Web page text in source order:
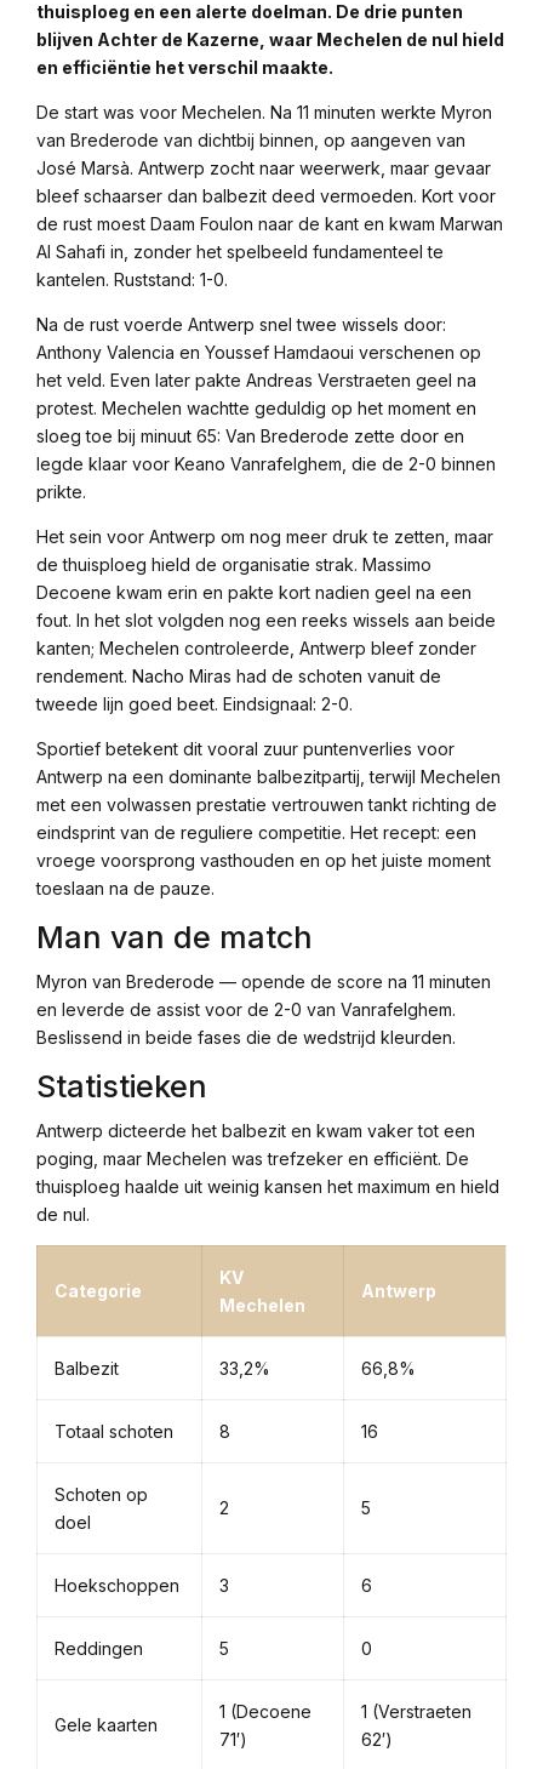
thuisploeg en een alerte doelman. De drie punten
blijven Achter de Kazerne, waar Mechelen de nul hield
en efficiëntie het verschil maakte.
De start was voor Mechelen. Na 11 minuten werkte Myron
van Brederode van dichtbij binnen, op aangeven van
José Marsà. Antwerp zocht naar weerwerk, maar gevaar
bleef schaarser dan balbezit deed vermoeden. Kort voor
de rust moest Daam Foulon naar de kant en kwam Marwan
Al Sahafi in, zonder het spelbeeld fundamenteel te
kantelen. Ruststand: 1-0.
Na de rust voerde Antwerp snel twee wissels door:
Anthony Valencia en Youssef Hamdaoui verschenen op
het veld. Even later pakte Andreas Verstraeten geel na
protest. Mechelen wachtte geduldig op het moment en
sloeg toe bij minuut 65: Van Brederode zette door en
legde klaar voor Keano Vanrafelghem, die de 2-0 binnen
prikte.
Het sein voor Antwerp om nog meer druk te zetten, maar
de thuisploeg hield de organisatie strak. Massimo
Decoene kwam erin en pakte kort nadien geel na een
fout. In het slot volgden nog een reeks wissels aan beide
kanten; Mechelen controleerde, Antwerp bleef zonder
rendement. Nacho Miras had de schoten vanuit de
tweede lijn goed beet. Eindsignaal: 2-0.
Sportief betekent dit vooral zuur puntenverlies voor
Antwerp na een dominante balbezitpartij, terwijl Mechelen
met een volwassen prestatie vertrouwen tankt richting de
eindsprint van de reguliere competitie. Het recept: een
vroege voorsprong vasthouden en op het juiste moment
toeslaan na de pauze.
Man van de match
Myron van Brederode — opende de score na 11 minuten
en leverde de assist voor de 2-0 van Vanrafelghem.
Beslissend in beide fases die de wedstrijd kleurden.
Statistieken
Antwerp dicteerde het balbezit en kwam vaker tot een
poging, maar Mechelen was trefzeker en efficiënt. De
thuisploeg haalde uit weinig kansen het maximum en hield
de nul.
Categorie
KV
Mechelen
Antwerp
Balbezit 33,2% 66,8%
Totaal schoten 8 16
Schoten op
doel
2 5
Hoekschoppen 3 6
Reddingen 5 0
Gele kaarten
1 (Decoene
71′)
1 (Verstraeten
62′)